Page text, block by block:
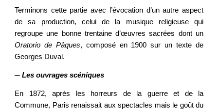
Terminons cette partie avec l’évocation d’un autre aspect
de sa production, celui de la musique religieuse qui
regroupe une bonne trentaine d’œuvres sacrées dont un
Oratorio de Pâques, composé en 1900 sur un texte de
Georges Duval.
─ Les ouvrages scéniques
En 1872, après les horreurs de la guerre et de la
Commune, Paris renaissait aux spectacles mais le goût du